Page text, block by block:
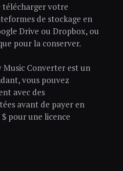
télécharger votre
de stockage en
Drive ou Dropbox, ou
pour la conserver.
Converter est un
vous pouvez
avec des
avant de payer en
pour une licence